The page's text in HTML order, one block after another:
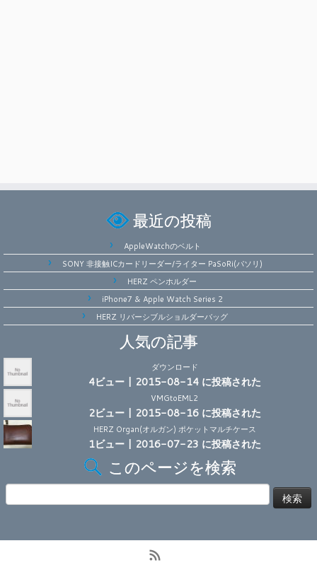
最近の投稿
AppleWatchのベルト
SONY 非接触ICカードリーダー/ライター PaSoRi(パソリ)
HERZ ペンホルダー
iPhone7 & Apple Watch Series 2
HERZ リバーシブルショルダーバッグ
人気の記事
ダウンロード
4ビュー| 2015-08-14 に投稿された
VMGtoEML2
2ビュー| 2015-08-16 に投稿された
HERZ Organ(オルガン) ポケットマルチケース
1ビュー| 2016-07-23 に投稿された
このページを検索
索: